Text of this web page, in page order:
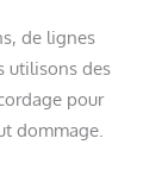
de lignes
utilisons des
pour
dommage.